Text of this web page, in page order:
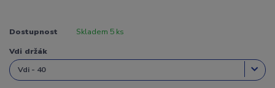
Dostupnost Skladem 5 ks
Vdi držák